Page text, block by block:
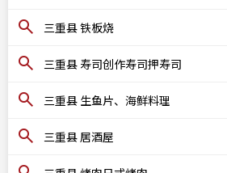
三重县 铁板烧
三重县 寿司创作寿司押寿司
三重县 生鱼片、海鲜料理
三重县 居酒屋